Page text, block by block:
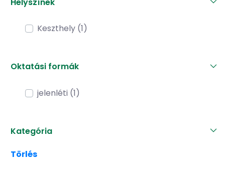
Keszthely (1)
Oktatási formák
jelenléti (1)
Kategória
Törlés